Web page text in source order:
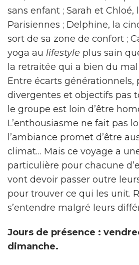
sans enfant ; Sarah et Chloé,
Parisiennes ; Delphine, la
sort de sa zone de confort ;
yoga au lifestyle plus sain
la retraitée qui a bien du mal
Entre écarts générationnels,
divergentes et objectifs pas
le groupe est loin d’être
L’enthousiasme ne fait pas
l’ambiance promet d’être
climat… Mais ce voyage a
particulière pour chacune
vont devoir passer outre
pour trouver ce qui les unit.
s’entendre malgré leurs
Jours de présence :
dimanche.